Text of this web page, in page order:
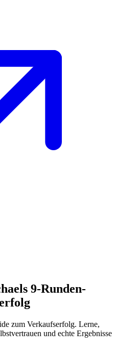
9-Runden-
zum Verkaufserfolg. Lerne,
und echte Ergebnisse